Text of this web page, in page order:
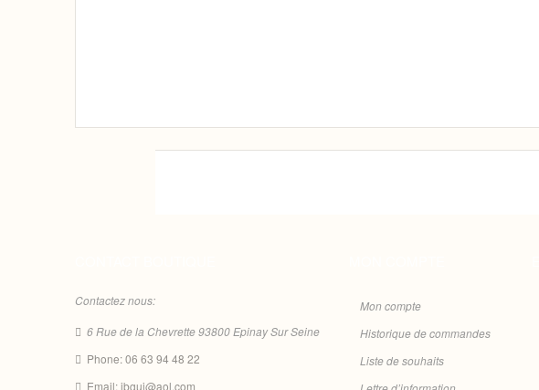
Contactez nous:
6 Rue de la Chevrette 93800 Epinay Sur Seine
Phone: 06 63 94 48 22
Email: ibgui@aol.com
Mon compte
Historique de commandes
Liste de souhaits